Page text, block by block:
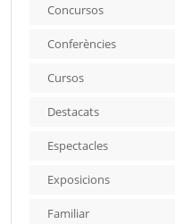
Concursos
Conferències
Cursos
Destacats
Espectacles
Exposicions
Familiar